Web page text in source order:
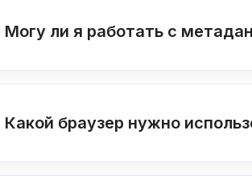
Могу ли я работать с
Какой браузер нужно